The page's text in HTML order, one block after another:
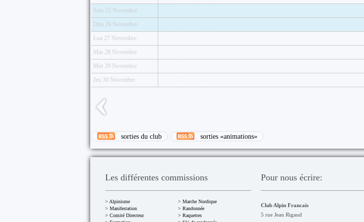
Sam 25 Novembre
Dim 26 Novembre
Lun 27 Novembre
Mar 28 Novembre
Mer 29 Novembre
Jeu 30 Novembre
sorties du club sorties «animations»
Les différentes commissions
> Alpinisme
> Manifestation
> Comité Directeur
> Marche Nordique
> Randonnée
> Raquettes
Pour nous écrire:
Club Alpin Francais
5 rue Jean Rigaud